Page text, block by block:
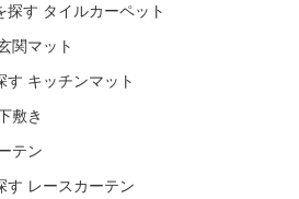
タイルカーペット
関マット
キッチンマット
敷き
テン
レースカーテン